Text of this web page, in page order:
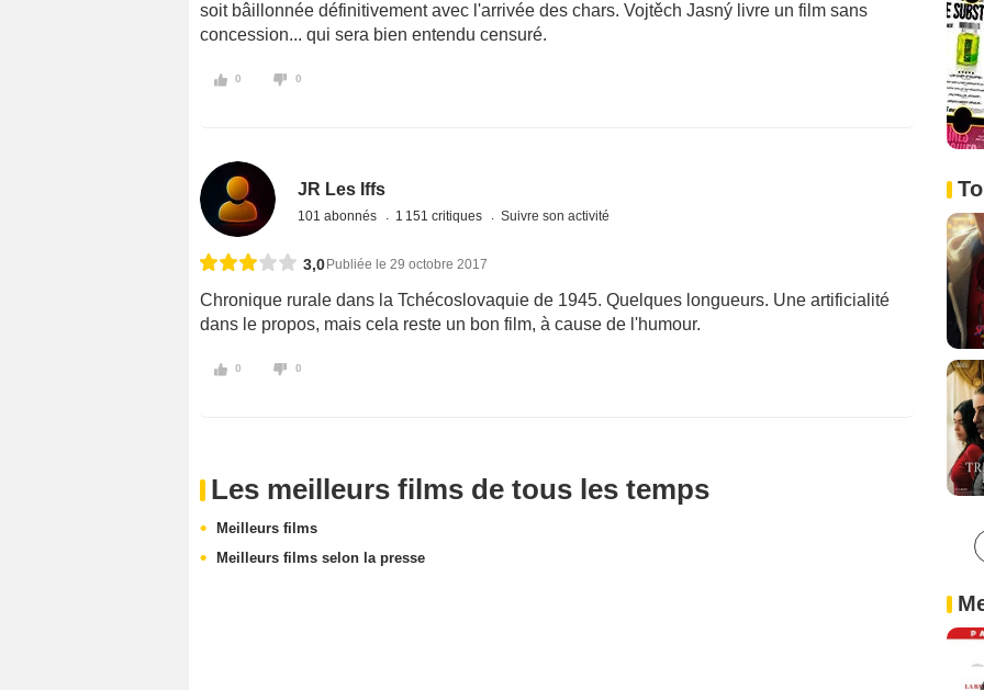
soit bâillonnée définitivement avec l'arrivée des chars. Vojtěch Jasný livre un film sans
concession... qui sera bien entendu censuré.
0 0
JR Les Iffs
101 abonnés 1 151 critiques Suivre son activité
3,0Publiée le 29 octobre 2017
Chronique rurale dans la Tchécoslovaquie de 1945. Quelques longueurs. Une artificialité
dans le propos, mais cela reste un bon film, à cause de l'humour.
0 0
Les meilleurs films de tous les temps
Meilleurs films
Meilleurs films selon la presse